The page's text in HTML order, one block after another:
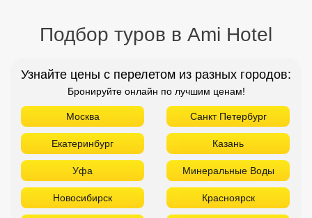
Подбор туров в Ami Hotel
Узнайте цены с перелетом из разных городов:
Бронируйте онлайн по лучшим ценам!
Москва Санкт Петербург
Екатеринбург Казань
Уфа Минеральные Воды
Новосибирск Красноярск